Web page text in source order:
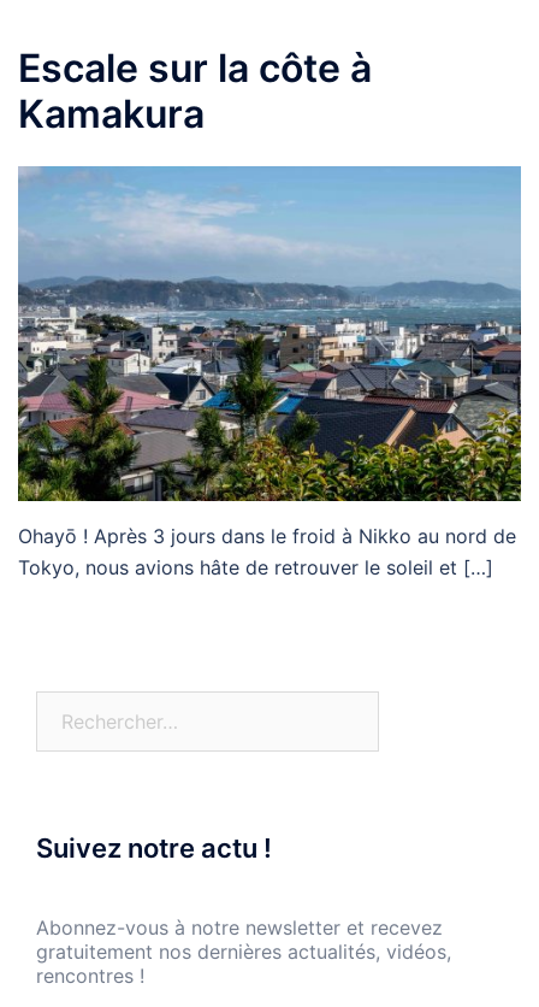
Escale sur la côte à
Kamakura
Ohayō ! Après 3 jours dans le froid à Nikko au nord de
Tokyo, nous avions hâte de retrouver le soleil et […]
Suivez notre actu !
Abonnez-vous à notre newsletter et recevez
gratuitement nos dernières actualités, vidéos,
rencontres !